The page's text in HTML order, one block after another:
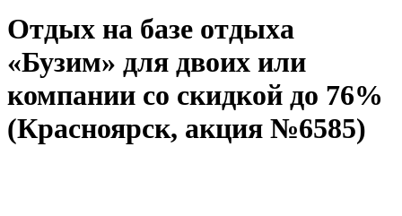
Отдых на базе отдыха
«Бузим» для двоих или
компании со скидкой до 76%
(Красноярск, акция №6585)